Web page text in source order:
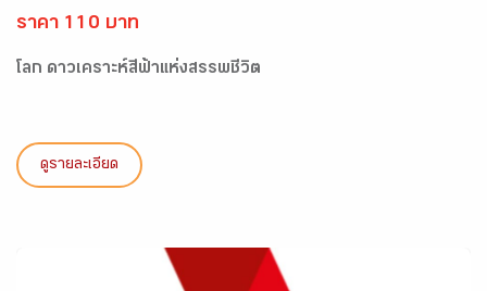
ราคา 110 บาท
โลก ดาวเคราะห์สีฟ้าแห่งสรรพชีวิต
ดูรายละเอียด